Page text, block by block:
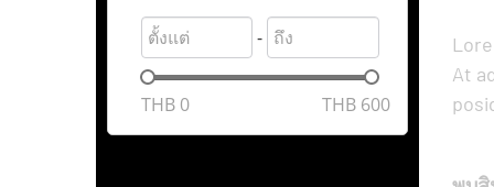
At
-
THB 0 THB 600